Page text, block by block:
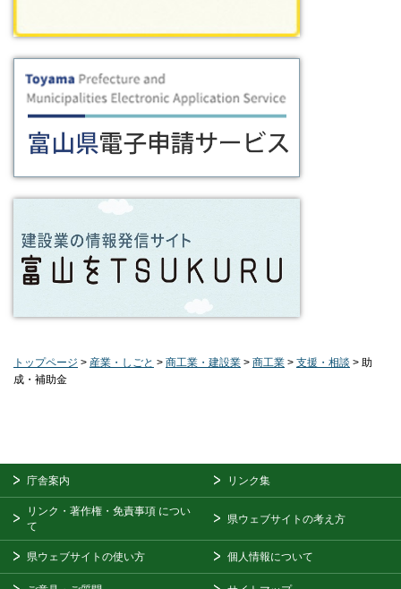
トップページ > 産業・しごと > 商工業・建設業 > 商工業 > 支援・相談 > 助
成・補助金
庁舎案内 リンク集
リンク・著作権・免責事項 につい
て
県ウェブサイトの考え方
県ウェブサイトの使い方 個人情報について